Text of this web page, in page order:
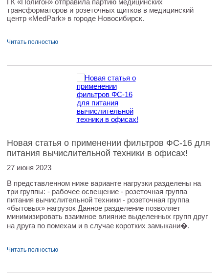
ГК «Полигон» отправила партию медицинских
трансформаторов и розеточных щитков в медицинский
центр «MedPark» в городе Новосибирск.
Читать полностью
Новая статья о применении фильтров ФС-16 для
питания вычислительной техники в офисах!
27 июня 2023
В представленном ниже варианте нагрузки разделены на
три группы: - рабочее освещение - розеточная группа
питания вычислительной техники - розеточная группа
«бытовых» нагрузок Данное разделение позволяет
минимизировать взаимное влияние выделенных групп друг
на друга по помехам и в случае коротких замыкани�.
Читать полностью